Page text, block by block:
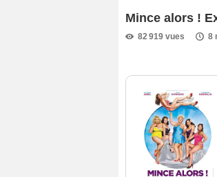
Mince alors !
82 919 vues 8